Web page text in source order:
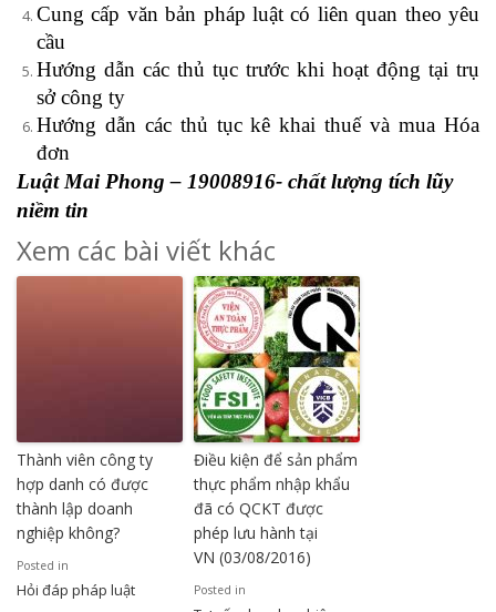
Cung cấp văn bản pháp luật có liên quan theo yêu
cầu
Hướng dẫn các thủ tục trước khi hoạt động tại trụ
sở công ty
Hướng dẫn các thủ tục kê khai thuế và mua Hóa
đơn
Luật Mai Phong – 19008916- chất lượng tích lũy
niềm tin
Xem các bài viết khác
Thành viên công ty
hợp danh có được
thành lập doanh
nghiệp không?
Posted in
Hỏi đáp pháp luật
Điều kiện để sản phẩm
thực phẩm nhập khẩu
đã có QCKT được
phép lưu hành tại
VN (03/08/2016)
Posted in